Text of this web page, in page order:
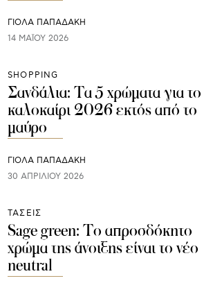
ΓΙΌΛΑ ΠΑΠΑΔΆΚΗ
14 ΜΑΪ́ΟΥ 2026
SHOPPING
Σανδάλια: Τα 5 χρώματα για το
καλοκαίρι 2026 εκτός από το
μαύρο
ΓΙΌΛΑ ΠΑΠΑΔΆΚΗ
30 ΑΠΡΙΛΊΟΥ 2026
ΤΑΣΕΙΣ
Sage green: Το απροσδόκητο
χρώμα της άνοιξης είναι το νέο
neutral